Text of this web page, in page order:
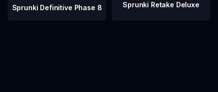
Sprunki Definitive Phase 8 Sprunki Retake Deluxe